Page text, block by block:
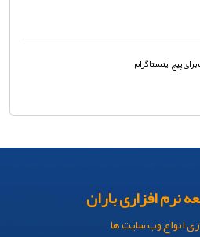
پیج اینستاگرام
افزاری باران
انواع وب سایت ها